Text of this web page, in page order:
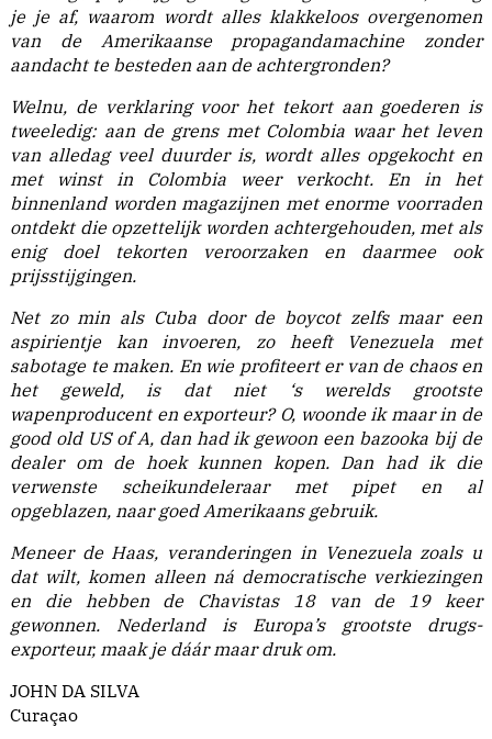
je je af, waarom wordt alles klakkeloos overgenomen
van de Amerikaanse propagandamachine zonder
aandacht te besteden aan de achtergronden?
Welnu, de verklaring voor het tekort aan goederen is
tweeledig: aan de grens met Colombia waar het leven
van alledag veel duurder is, wordt alles opgekocht en
met winst in Colombia weer verkocht. En in het
binnenland worden magazijnen met enorme voorraden
ontdekt die opzettelijk worden achtergehouden, met als
enig doel tekorten veroorzaken en daarmee ook
prijsstijgingen.
Net zo min als Cuba door de boycot zelfs maar een
aspirientje kan invoeren, zo heeft Venezuela met
sabotage te maken. En wie profiteert er van de chaos en
het geweld, is dat niet ‘s werelds grootste
wapenproducent en exporteur? O, woonde ik maar in de
good old US of A, dan had ik gewoon een bazooka bij de
dealer om de hoek kunnen kopen. Dan had ik die
verwenste scheikundeleraar met pipet en al
opgeblazen, naar goed Amerikaans gebruik.
Meneer de Haas, veranderingen in Venezuela zoals u
dat wilt, komen alleen ná democratische verkiezingen
en die hebben de Chavistas 18 van de 19 keer
gewonnen. Nederland is Europa’s grootste drugs-
exporteur, maak je dáár maar druk om.
JOHN DA SILVA
Curaçao